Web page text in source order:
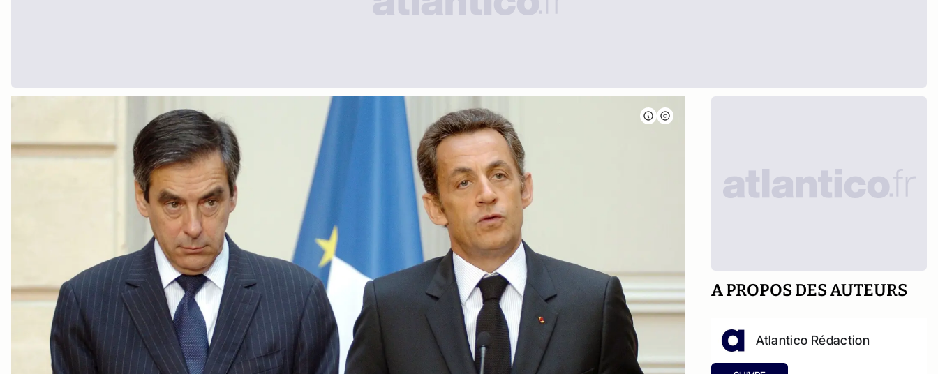
A PROPOS DES AUTEURS
Atlantico Rédaction